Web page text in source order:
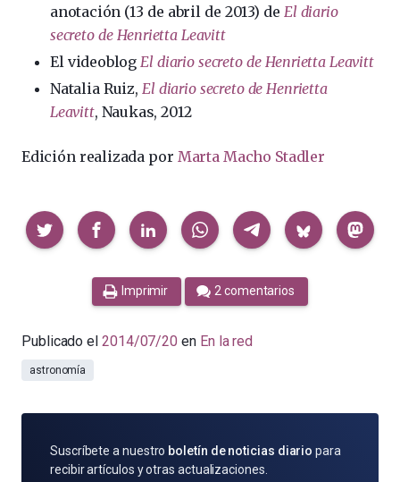
anotación (13 de abril de 2013) de El diario
secreto de Henrietta Leavitt
El videoblogEl diario secreto de Henrietta Leavitt
Natalia Ruiz, El diario secreto de Henrietta
Leavitt, Naukas, 2012
Edición realizada por Marta Macho Stadler
Compartir
Imprimir 2 comentarios
Publicado el 2014/07/20 en En la red
astronomía
SUSCRÍBETE
POR
Suscríbete a nuestro boletín de noticias diario para
recibir artículos y otras actualizaciones.